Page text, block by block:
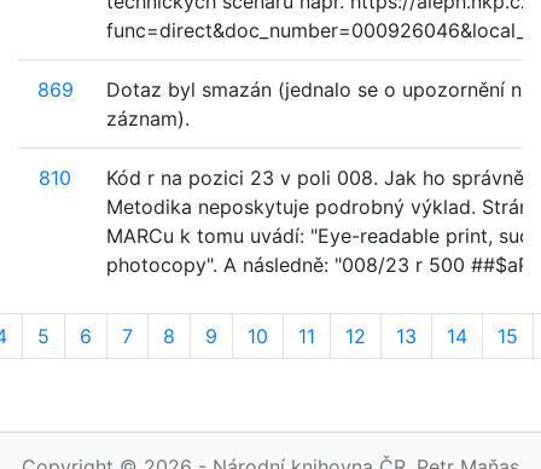
869
Dotaz byl smazán (jednalo se o upozornění na
záznam).
810
Kód r na pozici 23 v poli 008. Jak ho správně
Metodika neposkytuje podrobný výklad.
MARCu k tomu uvádí: "Eye-readable print,
photocopy". A následně: "008/23 r 500
5 6 7 8 9 10 11 12 13 14 15